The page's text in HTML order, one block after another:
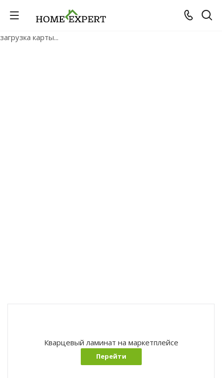
загрузка карты...
Кварцевый ламинат на маркетплейсе
Перейти